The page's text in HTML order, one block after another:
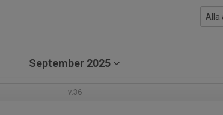
September 2025
v.36